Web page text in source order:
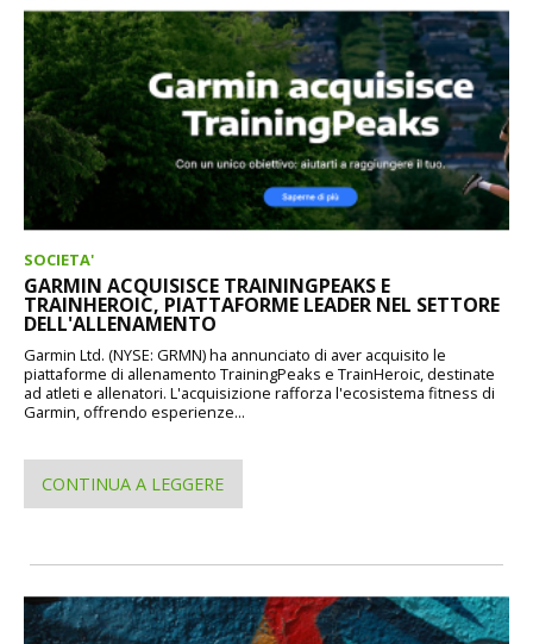
SOCIETA'
GARMIN ACQUISISCE TRAININGPEAKS E
TRAINHEROIC, PIATTAFORME LEADER NEL SETTORE
DELL'ALLENAMENTO
Garmin Ltd. (NYSE: GRMN) ha annunciato di aver acquisito le
piattaforme di allenamento TrainingPeaks e TrainHeroic, destinate
ad atleti e allenatori. L'acquisizione rafforza l'ecosistema fitness di
Garmin, offrendo esperienze...
CONTINUA A LEGGERE